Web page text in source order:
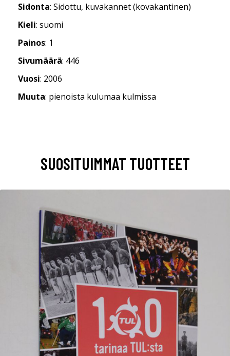
Sidonta: Sidottu, kuvakannet (kovakantinen)
Kieli: suomi
Painos: 1
Sivumäärä: 446
Vuosi: 2006
Muuta: pienoista kulumaa kulmissa
SUOSITUIMMAT TUOTTEET